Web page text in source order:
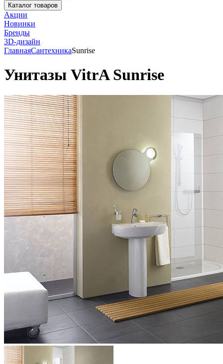
Каталог товаров
Акции
Новинки
Бренды
3D-дизайн
ГлавнаяСантехникаSunrise
Унитазы VitrA Sunrise